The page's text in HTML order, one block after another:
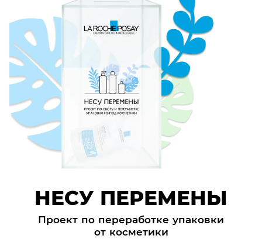
НЕСУ ПЕРЕМЕНЫ
Проект по переработке упаковки
от косметики